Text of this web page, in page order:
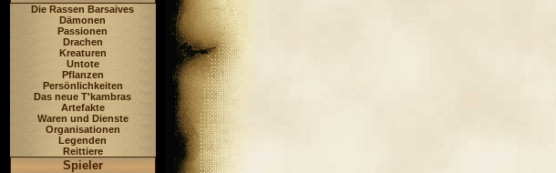
Die Rassen Barsaives
Dämonen
Passionen
Drachen
Kreaturen
Untote
Pflanzen
Persönlichkeiten
Das neue T'kambras
Artefakte
Waren und Dienste
Organisationen
Legenden
Reittiere
Spieler